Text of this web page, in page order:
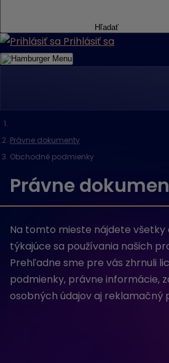
Hľadať
Prihlásiť sa
Menu
Právne dokumenty
Obchodné podmienky
Právne
Na tomto mieste nájdete
týkajúce sa používania našich
Prehľadne sme pre vás zhrnuli
podmienky, právne informácie,
osobných údajov aj reklamačný